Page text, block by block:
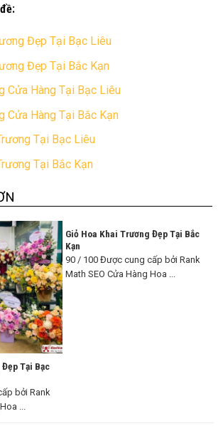
Đẹp Tại Bạc Liêu
Đẹp Tại Bắc Kạn
Cửa Hàng Tại Bạc Liêu
Cửa Hàng Tại Bắc Kạn
Tại Bạc Liêu
Tại Bắc Kạn
Tại Bạc
bởi Rank
...
Giỏ Hoa Khai Trương Đẹp Tại Bắc
Kạn
90 / 100 Được cung cấp bởi Rank
Math SEO Cửa Hàng Hoa ...